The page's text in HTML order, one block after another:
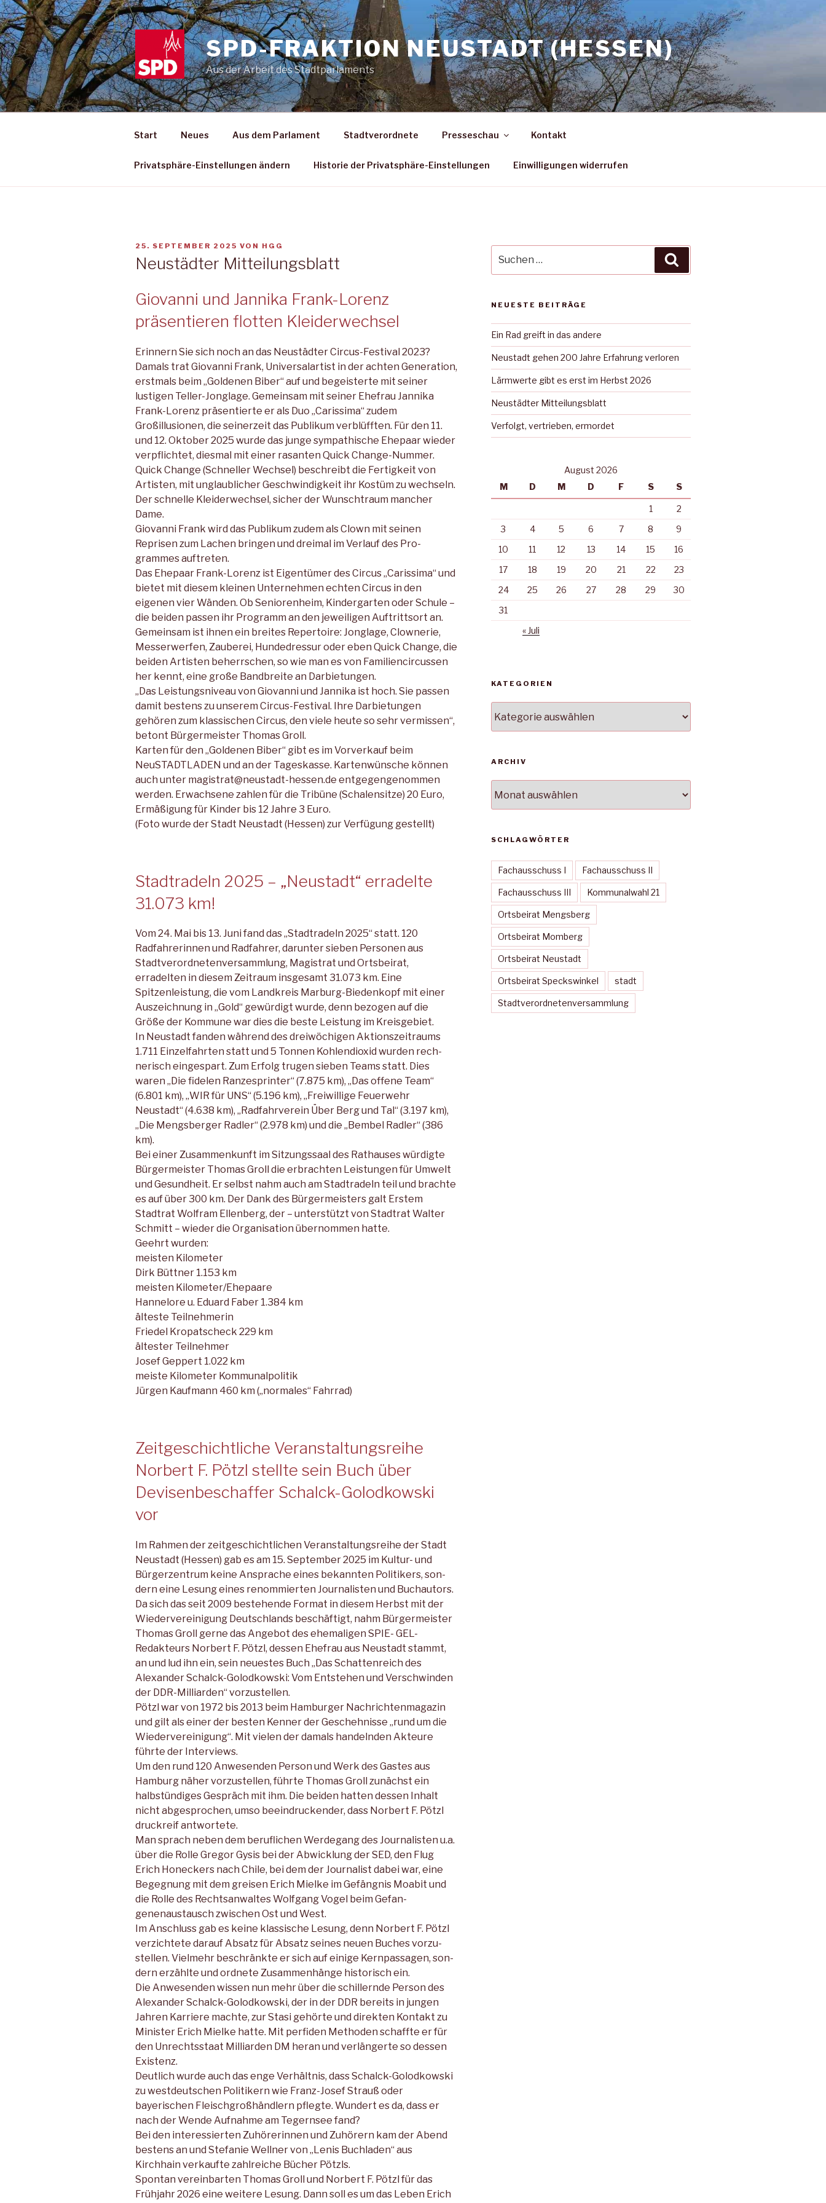
Zum
Inhalt
springen
SPD-FRAKTION NEUSTADT (HESSEN)
Aus der Arbeit des Stadtparlaments
Start Neues Aus dem Parlament Stadtverordnete Presseschau Kontakt
Privatsphäre-Einstellungen ändern Historie der Privatsphäre-Einstellungen Einwilligungen widerrufen
VERÖFFENTLICHT
25. SEPTEMBER 2025 VON HGG
Neustädter Mitteilungsblatt
Giovanni und Jannika Frank-Lorenz
präsentieren flotten Kleiderwechsel
Erinnern Sie sich noch an das Neustädter Circus-Festival 2023?
Damals trat Giovanni Frank, Universalartist in der achten Ge­neration,
erstmals beim „Goldenen Biber“ auf und begeisterte mit seiner
lustigen Teller-Jonglage. Gemeinsam mit seiner Ehe­frau Jannika
Frank-Lorenz präsentierte er als Duo „Carissima“ zudem
Großillusionen, die seinerzeit das Publikum verblüfften. Für den 11.
und 12. Oktober 2025 wurde das junge sympathische Ehepaar wieder
verpflichtet, diesmal mit einer rasanten Quick Change-Nummer.
Quick Change (Schneller Wechsel) beschreibt die Fertigkeit von
Artisten, mit unglaublicher Geschwindigkeit ihr Kostüm zu wechseln.
Der schnelle Kleiderwechsel, sicher der Wunschtraum mancher
Dame.
Giovanni Frank wird das Publikum zudem als Clown mit seinen
Reprisen zum Lachen bringen und dreimal im Verlauf des Pro­
grammes auftreten.
Das Ehepaar Frank-Lorenz ist Eigentümer des Circus „Carissi­ma“ und
bietet mit diesem kleinen Unternehmen echten Circus in den
eigenen vier Wänden. Ob Seniorenheim, Kindergarten oder Schule –
die beiden passen ihr Programm an den jeweiligen Auftritts­ort an.
Gemeinsam ist ihnen ein breites Re­pertoire: Jonglage, Clownerie,
Messer­werfen, Zauberei, Hundedressur oder eben Quick Change, die
beiden Artis­ten beherrschen, so wie man es von Fa­miliencircussen
her kennt, eine große Bandbreite an Darbietungen.
„Das Leistungsniveau von Giovanni und Jannika ist hoch. Sie passen
damit bestens zu unserem Circus-Festival. Ihre Darbietungen
gehören zum klas­sischen Circus, den viele heute so sehr vermissen“,
betont Bürgermeister Tho­mas Groll.
Karten für den „Goldenen Biber“ gibt es im Vorverkauf beim
NeuSTADTLADEN und an der Tageskasse. Kartenwünsche können
auch unter magistrat@neustadt-hessen.de entgegenge­nommen
werden. Erwachsene zahlen für die Tribüne (Schalen­sitze) 20 Euro,
Ermäßigung für Kinder bis 12 Jahre 3 Euro.
(Foto wurde der Stadt Neustadt (Hessen) zur Verfügung gestellt)
Stadtradeln 2025 – „Neustadt“ erradelte
31.073 km!
Vom 24. Mai bis 13. Juni fand das „Stadtradeln 2025“ statt. 120
Radfahrerinnen und Radfahrer, darunter sieben Personen aus
Stadtverordnetenversammlung, Magistrat und Ortsbeirat,
erradelten in diesem Zeitraum insgesamt 31.073 km. Eine
Spitzenleistung, die vom Landkreis Marburg-Biedenkopf mit einer
Auszeichnung in „Gold“ gewürdigt wurde, denn bezogen auf die
Größe der Kom­mune war dies die beste Leistung im Kreisgebiet.
In Neustadt fanden während des dreiwöchigen Aktionszeitraums
1.711 Einzelfahrten statt und 5 Tonnen Kohlendioxid wurden rech­
nerisch eingespart. Zum Erfolg trugen sieben Teams statt. Dies
waren „Die fidelen Ranzesprinter“ (7.875 km), „Das offene Team“
(6.801 km), „WIR für UNS“ (5.196 km), „Freiwillige Feuerwehr
Neustadt“ (4.638 km), „Radfahrverein Über Berg und Tal“ (3.197 km),
„Die Mengsberger Radler“ (2.978 km) und die „Bembel Rad­ler“ (386
km).
Bei einer Zusammenkunft im Sitzungssaal des Rathauses wür­digte
Bürgermeister Thomas Groll die erbrachten Leistungen für Umwelt
und Gesundheit. Er selbst nahm auch am Stadtradeln teil und brachte
es auf über 300 km. Der Dank des Bürgermeisters galt Erstem
Stadtrat Wolfram Ellenberg, der – unterstützt von Stadtrat Walter
Schmitt – wieder die Organisation übernommen hatte.
Geehrt wurden:
meisten Kilometer
Dirk Büttner 1.153 km
meisten Kilometer/Ehepaare
Hannelore u. Eduard Faber 1.384 km
älteste Teilnehmerin
Friedel Kropatscheck 229 km
ältester Teilnehmer
Josef Geppert 1.022 km
meiste Kilometer Kommunalpolitik
Jürgen Kaufmann 460 km („normales“ Fahrrad)
Zeitgeschichtliche Veranstaltungsreihe
Norbert F. Pötzl stellte sein Buch über
Devisenbeschaffer Schalck-Golodkowski
vor
Im Rahmen der zeitgeschichtlichen Veranstaltungsreihe der Stadt
Neustadt (Hessen) gab es am 15. September 2025 im Kultur- und
Bürgerzentrum keine Ansprache eines bekannten Politikers, son­
dern eine Lesung eines renommierten Journalisten und Buch­autors.
Da sich das seit 2009 bestehende Format in diesem Herbst mit der
Wiedervereinigung Deutschlands beschäftigt, nahm Bürger­meister
Thomas Groll gerne das Angebot des ehemaligen SPIE- GEL-
Redakteurs Norbert F. Pötzl, dessen Ehefrau aus Neustadt stammt,
an und lud ihn ein, sein neuestes Buch „Das Schatten­reich des
Alexander Schalck-Golodkowski: Vom Entstehen und Verschwinden
der DDR-Milliarden“ vorzustellen.
Pötzl war von 1972 bis 2013 beim Hamburger Nachrichtenmagazin
und gilt als einer der besten Kenner der Geschehnisse „rund um die
Wiedervereinigung“. Mit vielen der damals handelnden Ak­teure
führte der Interviews.
Um den rund 120 Anwesenden Person und Werk des Gastes aus
Hamburg näher vorzustellen, führte Thomas Groll zunächst ein
halbstündiges Gespräch mit ihm. Die beiden hatten dessen Inhalt
nicht abgesprochen, umso beeindruckender, dass Norbert F. Pötzl
druckreif antwortete.
Man sprach neben dem beruflichen Werdegang des Journalisten u.a.
über die Rolle Gregor Gysis bei der Abwicklung der SED, den Flug
Erich Honeckers nach Chile, bei dem der Journalist dabei war, eine
Begegnung mit dem greisen Erich Mielke im Gefängnis Moa­bit und
die Rolle des Rechtsanwaltes Wolfgang Vogel beim Gefan­
genenaustausch zwischen Ost und West.
Im Anschluss gab es keine klassische Lesung, denn Norbert F. Pötzl
verzichtete darauf Absatz für Absatz seines neuen Buches vorzu­
stellen. Vielmehr beschränkte er sich auf einige Kernpassagen, son­
dern erzählte und ordnete Zusammenhänge historisch ein.
Die Anwesenden wissen nun mehr über die schillernde Person des
Alexander Schalck-Golodkowski, der in der DDR bereits in jungen
Jahren Karriere machte, zur Stasi gehörte und direkten Kontakt zu
Minister Erich Mielke hatte. Mit perfiden Methoden schaffte er für
den Unrechtsstaat Milliarden DM heran und ver­längerte so dessen
Existenz.
Deutlich wurde auch das enge Verhältnis, dass Schalck-Golod­kowski
zu westdeutschen Politikern wie Franz-Josef Strauß oder
bayerischen Fleischgroßhändlern pflegte. Wundert es da, dass er
nach der Wende Aufnahme am Tegernsee fand?
Bei den interessierten Zuhörerinnen und Zuhörern kam der Abend
bestens an und Stefanie Wellner von „Lenis Buchladen“ aus
Kirchhain verkaufte zahlreiche Bücher Pötzls.
Spontan vereinbarten Thomas Groll und Norbert F. Pötzl für das
Frühjahr 2026 eine weitere Lesung. Dann soll es um das Leben Erich
nach:
NEUESTE BEITRÄGE
Ein Rad greift in das andere
Neustadt gehen 200 Jahre Erfahrung verloren
Lärmwerte gibt es erst im Herbst 2026
Neustädter Mitteilungsblatt
Verfolgt, vertrieben, ermordet
August 2026
M
D M D F S S
1
2
3
4 5 6 7 8
9
10
11 12 13 14 15
16
17
18 19 20 21 22
23
24
25 26 27 28 29
30
31
« Juli
KATEGORIEN
ARCHIV
SCHLAGWÖRTER
Fachausschuss I Fachausschuss II
Fachausschuss III Kommunalwahl 21
Ortsbeirat Mengsberg
Ortsbeirat Momberg
Ortsbeirat Neustadt
Ortsbeirat Speckswinkel stadt
Stadtverordnetenversammlung